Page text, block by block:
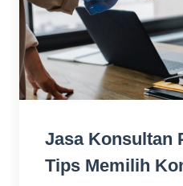
Jasa Konsultan
Tips Memilih